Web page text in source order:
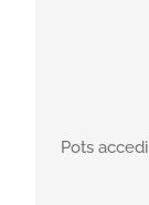
Pots
Pots